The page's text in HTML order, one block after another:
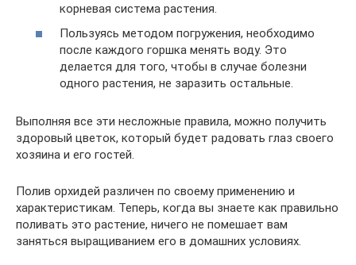
корневая система растения.
Пользуясь методом погружения, необходимо
после каждого горшка менять воду. Это
делается для того, чтобы в случае болезни
одного растения, не заразить остальные.
Выполняя все эти несложные правила, можно получить
здоровый цветок, который будет радовать глаз своего
хозяина и его гостей.
Полив орхидей различен по своему применению и
характеристикам. Теперь, когда вы знаете как правильно
поливать это растение, ничего не помешает вам
заняться выращиванием его в домашних условиях.